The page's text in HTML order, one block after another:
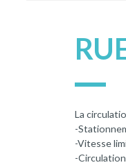
La
-
-Vitesse
-